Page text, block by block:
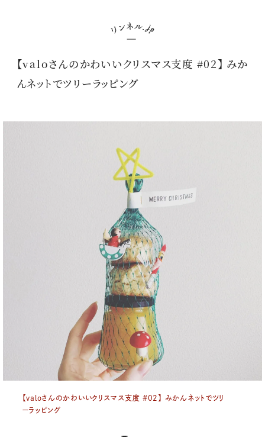
【valoさんのかわいいクリスマス支度 #02】 みか
んネットでツリーラッピング
【valoさんのかわいいクリスマス支度 #02】 みかんネットでツリ
ーラッピング